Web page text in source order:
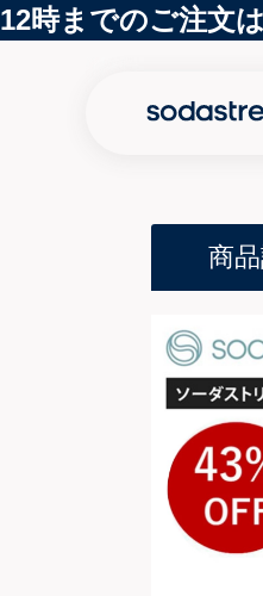
12時までのご注文
商